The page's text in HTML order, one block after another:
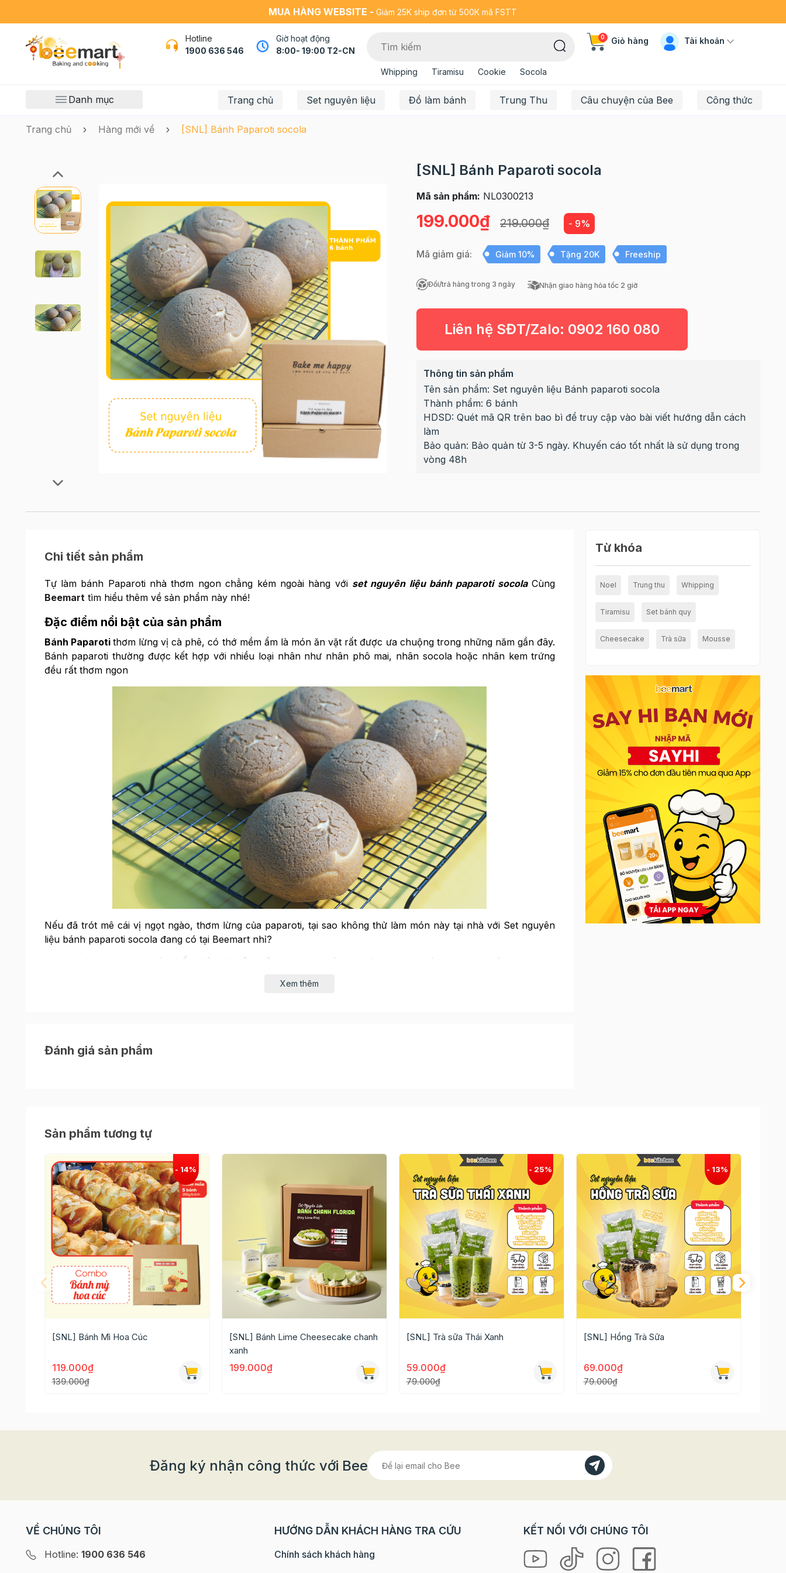
MUA HÀNG WEBSITE - Giảm 25K ship đơn từ 500K mã FSTT
Hotline
1900 636 546
Giờ hoạt động
8:00- 19:00 T2-CN
Whipping Tiramisu Cookie Socola
0 Giỏ hàng Tài khoản
Danh mục Trang chủ Set nguyên liệu Đồ làm bánh Trung Thu Câu chuyện của Bee Công thức
Trang chủ Hàng mới về [SNL] Bánh Paparoti socola
[SNL] Bánh Paparoti socola
Mã sản phẩm: NL0300213
199.000₫ 219.000₫ - 9%
Mã giảm giá: Giảm 10% Tặng 20K Freeship
Đổi/trả hàng trong 3 ngày Nhận giao hàng hỏa tốc 2 giờ
Liên hệ SĐT/Zalo: 0902 160 080
Thông tin sản phẩm
Tên sản phẩm: Set nguyên liệu Bánh paparoti socola
Thành phẩm: 6 bánh
HDSD: Quét mã QR trên bao bì để truy cập vào bài viết hướng dẫn cách
làm
Bảo quản: Bảo quản từ 3-5 ngày. Khuyến cáo tốt nhất là sử dụng trong
vòng 48h
Chi tiết sản phẩm
Tự làm bánh Paparoti nhà thơm ngon chẳng kém ngoài hàng với set nguyên liệu bánh paparoti socolaCùng
Beemarttìm hiểu thêm về sản phẩm này nhé!
Đặc điểm nổi bật của sản phẩm
Bánh Paparoti thơm lừng vị cà phê, có thớ mềm ẩm là món ăn vặt rất được ưa chuộng trong những năm gần đây.
Bánh paparoti thường được kết hợp với nhiều loại nhân như nhân phô mai, nhân socola hoặc nhân kem trứng
đều rất thơm ngon
Nếu đã trót mê cái vị ngọt ngào, thơm lừng của paparoti, tại sao không thử làm món này tại nhà với Set nguyên
liệu bánh paparoti socola đang có tại Beemart nhỉ?
- 35g đường bột
- 1 quả trứng gà
- 40g bơ lạt
Phần phủ cà phê:
- 60g bơ lạt
- 50g đường bột
- 1 quả trứng gà
- 70g bột mì
- 2g bột cacao
- 60g socola chip
Tên sản phẩm: Set nguyên liệu Bánh paparoti socola
Xem thêm
Đánh giá sản phẩm
Từ khóa
Noel Trung thu Whipping
Tiramisu Set bánh quy
Cheesecake Trà sữa Mousse
Sản phẩm tương tự
[SNL] Bánh Mì Hoa Cúc
119.000₫
139.000₫
[SNL] Bánh Lime Cheesecake chanh
xanh
199.000₫
[SNL] Trà sữa Thái Xanh
59.000₫
79.000₫
[SNL] Hồng Trà Sữa
69.000₫
79.000₫
Đăng ký nhận công thức với Bee
VỀ CHÚNG TÔI
Hotline: 1900 636 546
HƯỚNG DẪN KHÁCH HÀNG TRA CỨU
Chính sách khách hàng
KẾT NỐI VỚI CHÚNG TÔI